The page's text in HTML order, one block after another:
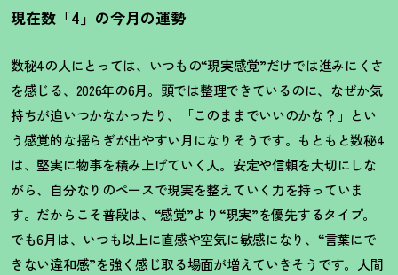
現在数「4」の今月の運勢
数秘4の人にとっては、いつもの“現実感覚”だけでは進みにくさ
を感じる、2026年の6月。頭では整理できているのに、なぜか気
持ちが追いつかなかったり、「このままでいいのかな？ 」とい
う感覚的な揺らぎが出やすい月になりそうです。もともと数秘4
は、堅実に物事を積み上げていく人。安定や信頼を大切にしな
がら、自分なりのペースで現実を整えていく力を持っていま
す。だからこそ普段は、“感覚”より“現実”を優先するタイプ。
でも6月は、いつも以上に直感や空気に敏感になり、“言葉にで
きない違和感”を強く感じ取る場面が増えていきそうです。人間